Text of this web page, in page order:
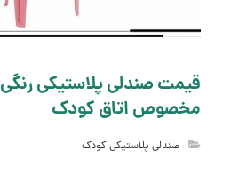
قیمت صندلی پلاستیکی رنگی
مخصوص اتاق کودک
صندلی پلاستیکی کودک